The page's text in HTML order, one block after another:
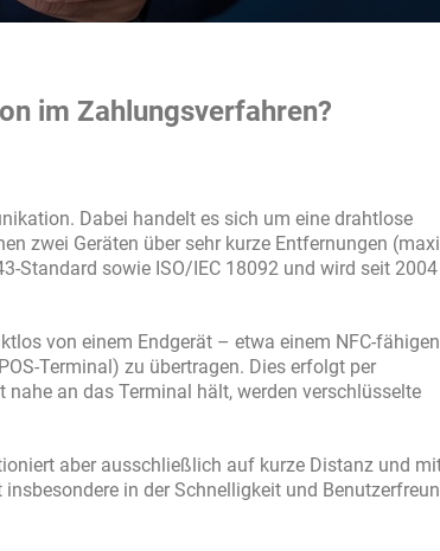
im Zahlungsverfahren?
Dabei handelt es sich um eine drahtlose
zwei Geräten über sehr kurze Entfernungen
Standard sowie ISO/IEC 18092 und wird seit
von einem Endgerät – etwa einem NFC-fähigen
Terminal) zu übertragen. Dies erfolgt per
an das Terminal hält, werden verschlüsselte
aber ausschließlich auf kurze Distanz und
in der Schnelligkeit und